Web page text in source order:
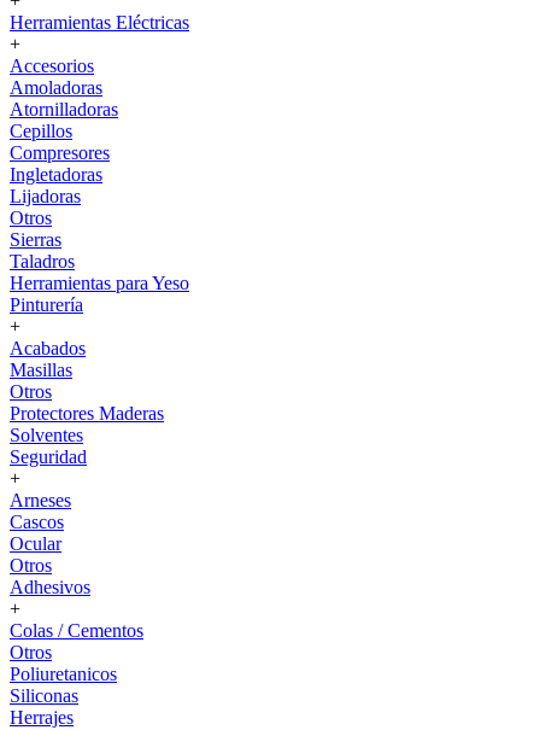
Herramientas Eléctricas
+
Accesorios
Amoladoras
Atornilladoras
Cepillos
Compresores
Ingletadoras
Lijadoras
Otros
Sierras
Taladros
Herramientas para Yeso
Pinturería
+
Acabados
Masillas
Otros
Protectores Maderas
Solventes
Seguridad
+
Arneses
Cascos
Ocular
Otros
Adhesivos
+
Colas / Cementos
Otros
Poliuretanicos
Siliconas
Herrajes